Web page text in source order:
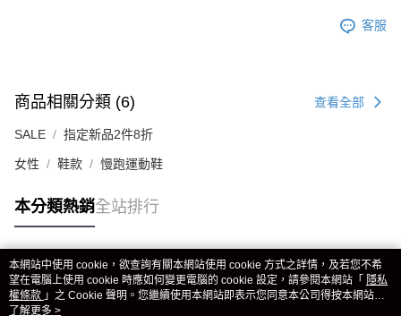
客服
商品相關分類 (6) 查看全部
SALE 指定新品2件8折
女性 鞋款 慢跑運動鞋
本分類熱銷全站排行
熱門標籤
本網站中使用 cookie，欲查詢有關本網站使用 cookie 方式之詳情，及若您不希
望在電腦上使用 cookie 時應如何變更電腦的 cookie 設定，請參閱本網站「 隱私
權條款 」之 Cookie 聲明。您繼續使用本網站即表示您同意本公司得按本網站使
用條款之 Cookie 聲明使用 cookie。
了解更多 >